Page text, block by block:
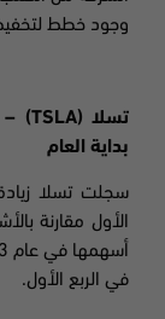
وجود خطط
تسلا (TSLA) – 194.77
بداية العام
في الربع الأول.